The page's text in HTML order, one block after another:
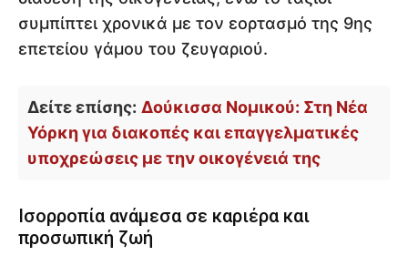
συμπίπτει χρονικά με τον εορτασμό της 9ης
επετείου γάμου του ζευγαριού.
Δείτε επίσης: Δούκισσα Νομικού: Στη Νέα
Υόρκη για διακοπές και επαγγελματικές
υποχρεώσεις με την οικογένειά της
Ισορροπία ανάμεσα σε καριέρα και
προσωπική ζωή